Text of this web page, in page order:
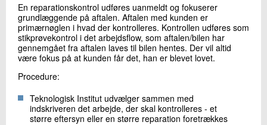
Michael Guldfeldt
Centerchef
Automobilteknik
+45 72 20 31 62
Skriv til mig
En reparationskontrol udføres uanmeldt og fokuserer
grundlæggende på aftalen. Aftalen med kunden er
primærnøglen i hvad der kontrolleres. Kontrollen udføres som
stikprøvekontrol i det arbejdsflow, som aftalen/bilen har
gennemgået fra aftalen laves til bilen hentes. Der vil altid
være fokus på at kunden får det, han er blevet lovet.
Procedure:
Teknologisk Institut udvælger sammen med
indskriveren det arbejde, der skal kontrolleres - et
større eftersyn eller en større reparation foretrækkes